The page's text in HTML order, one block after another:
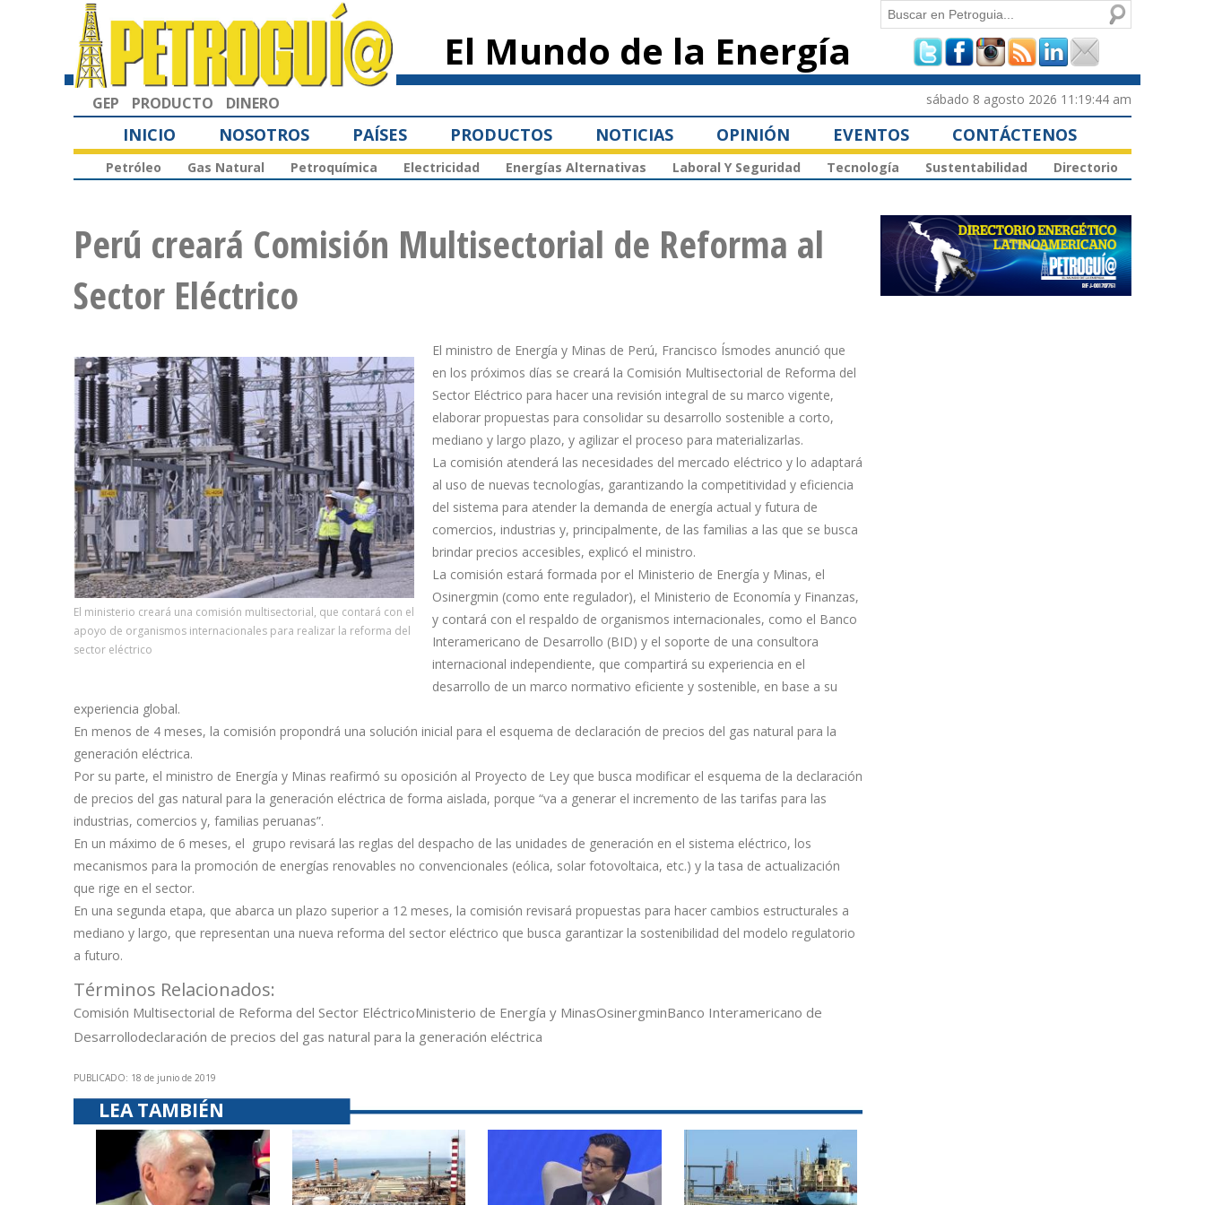
principal
El Mundo de la Energía
Formulario de
búsqueda
Buscar
GEP PRODUCTO DINERO sábado 8 agosto 2026 11:19:44 am
INICIO NOSOTROS PAÍSES PRODUCTOS NOTICIAS OPINIÓN EVENTOS CONTÁCTENOS
Petróleo Gas Natural Petroquímica Electricidad Energías Alternativas Laboral Y Seguridad Tecnología Sustentabilidad Directorio
Perú creará Comisión Multisectorial de Reforma al
Sector Eléctrico
El ministerio creará una comisión multisectorial, que contará con el
apoyo de organismos internacionales para realizar la reforma del
sector eléctrico
El ministro de Energía y Minas de Perú, Francisco Ísmodes anunció que
en los próximos días se creará la Comisión Multisectorial de Reforma del
Sector Eléctrico para hacer una revisión integral de su marco vigente,
elaborar propuestas para consolidar su desarrollo sostenible a corto,
mediano y largo plazo, y agilizar el proceso para materializarlas.
La comisión atenderá las necesidades del mercado eléctrico y lo adaptará
al uso de nuevas tecnologías, garantizando la competitividad y eficiencia
del sistema para atender la demanda de energía actual y futura de
comercios, industrias y, principalmente, de las familias a las que se busca
brindar precios accesibles, explicó el ministro.
La comisión estará formada por el Ministerio de Energía y Minas, el
Osinergmin (como ente regulador), el Ministerio de Economía y Finanzas,
y contará con el respaldo de organismos internacionales, como el Banco
Interamericano de Desarrollo (BID) y el soporte de una consultora
internacional independiente, que compartirá su experiencia en el
desarrollo de un marco normativo eficiente y sostenible, en base a su
experiencia global.
En menos de 4 meses, la comisión propondrá una solución inicial para el esquema de declaración de precios del gas natural para la
generación eléctrica.
Por su parte, el ministro de Energía y Minas reafirmó su oposición al Proyecto de Ley que busca modificar el esquema de la declaración
de precios del gas natural para la generación eléctrica de forma aislada, porque “va a generar el incremento de las tarifas para las
industrias, comercios y, familias peruanas”.
En un máximo de 6 meses, el grupo revisará las reglas del despacho de las unidades de generación en el sistema eléctrico, los
mecanismos para la promoción de energías renovables no convencionales (eólica, solar fotovoltaica, etc.) y la tasa de actualización
que rige en el sector.
En una segunda etapa, que abarca un plazo superior a 12 meses, la comisión revisará propuestas para hacer cambios estructurales a
mediano y largo, que representan una nueva reforma del sector eléctrico que busca garantizar la sostenibilidad del modelo regulatorio
a futuro.
Términos Relacionados:
Comisión Multisectorial de Reforma del Sector EléctricoMinisterio de Energía y MinasOsinergminBanco Interamericano de
Desarrollodeclaración de precios del gas natural para la generación eléctrica
PUBLICADO: 18 de junio de 2019
LEA TAMBIÉN